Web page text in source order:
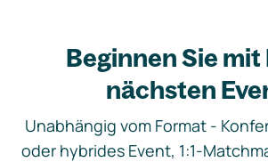
Beginnen Sie mit
nächsten
Unabhängig vom Format -
oder hybrides Event, 1:1-